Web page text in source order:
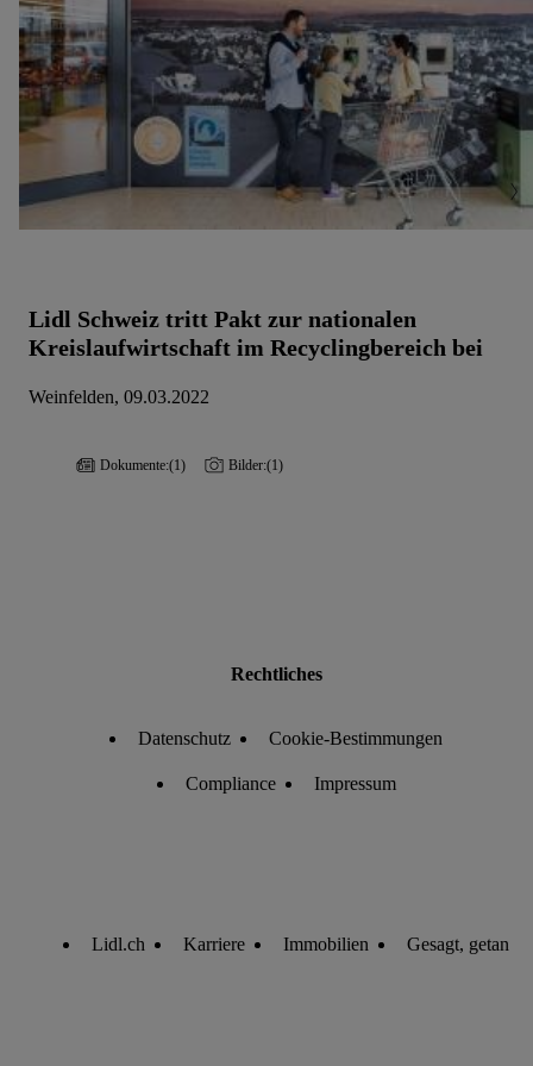
Lidl Schweiz tritt Pakt zur nationalen
Kreislaufwirtschaft im Recyclingbereich bei
Weinfelden, 09.03.2022
Dokumente:(1) Bilder:(1)
Rechtliches
Datenschutz Cookie-Bestimmungen
Compliance Impressum
Lidl.ch Karriere Immobilien Gesagt, getan